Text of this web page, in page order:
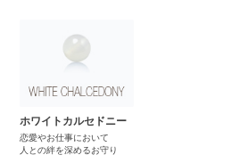
ホワイトカルセドニー
恋愛やお仕事において
人との絆を深めるお守り